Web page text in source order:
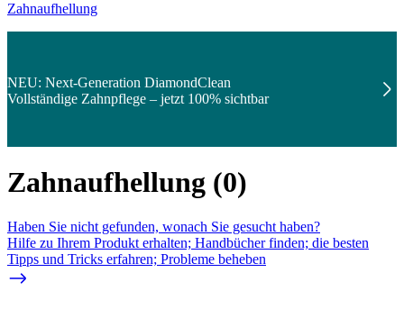
Zahnaufhellung
NEU: Next-Generation DiamondClean
Vollständige Zahnpflege – jetzt 100% sichtbar
Zahnaufhellung (0)
Haben Sie nicht gefunden, wonach Sie gesucht haben?
Hilfe zu Ihrem Produkt erhalten; Handbücher finden; die besten
Tipps und Tricks erfahren; Probleme beheben